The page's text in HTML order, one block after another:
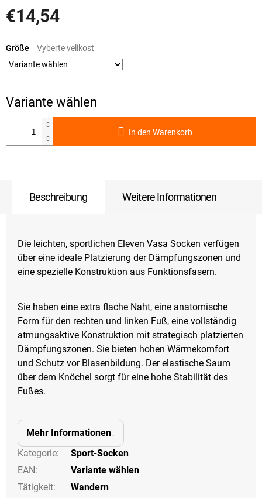
€14,54
Größe
In den Warenkorb
Beschreibung Weitere Informationen
Die leichten, sportlichen Eleven Vasa Socken verfügen
über eine ideale Platzierung der Dämpfungszonen und
eine spezielle Konstruktion aus Funktionsfasern.
Sie haben eine extra flache Naht, eine anatomische
Form für den rechten und linken Fuß, eine vollständig
atmungsaktive Konstruktion mit strategisch platzierten
Dämpfungszonen. Sie bieten hohen Wärmekomfort
und Schutz vor Blasenbildung. Der elastische Saum
über dem Knöchel sorgt für eine hohe Stabilität des
Fußes.
Mehr Informationen
Kategorie:
Sport-Socken
EAN:
Variante wählen
Tätigkeit:
Wandern